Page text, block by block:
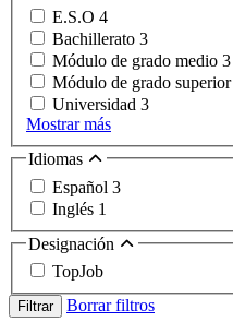
E.S.O 4
Bachillerato 3
Módulo de grado medio 3
Módulo de grado superior
Universidad 3
Mostrar más
Idiomas
Español 3
Inglés 1
Designación
TopJob
Filtrar Borrar filtros